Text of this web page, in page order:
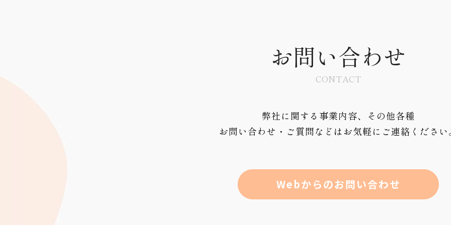
お問い合わせ
CONTACT
弊社に関する事業内容、その他各種
お問い合わせ・ご質問などはお気軽にご連絡ください
Webからのお問い合わせ